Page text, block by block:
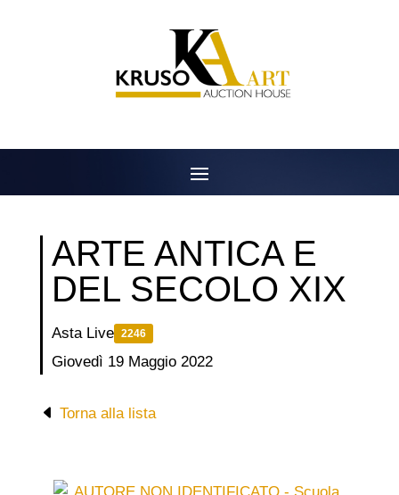
ARTE ANTICA E
DEL SECOLO XIX
Asta Live 2246
Giovedì 19 Maggio 2022
Torna alla lista